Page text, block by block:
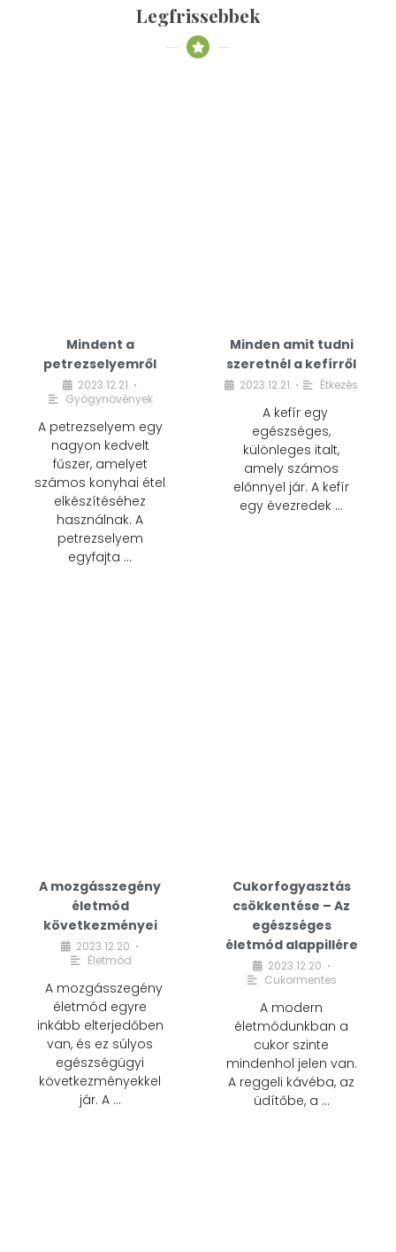
Legfrissebbek
Mindent a
petrezselyemről
2023.12.21. •
Gyógynövények
A petrezselyem egy
nagyon kedvelt
fűszer, amelyet
számos konyhai étel
elkészítéséhez
használnak. A
petrezselyem
egyfajta …
Minden amit tudni
szeretnél a kefírről
2023.12.21. • Étkezés
A kefír egy
egészséges,
különleges italt,
amely számos
előnnyel jár. A kefír
egy évezredek …
A mozgásszegény
életmód
következményei
2023.12.20. •
Életmód
A mozgásszegény
életmód egyre
inkább elterjedőben
van, és ez súlyos
egészségügyi
következményekkel
jár. A …
Cukorfogyasztás
csökkentése – Az
egészséges
életmód alappillére
2023.12.20. •
Cukormentes
A modern
életmódunkban a
cukor szinte
mindenhol jelen van.
A reggeli kávéba, az
üdítőbe, a …